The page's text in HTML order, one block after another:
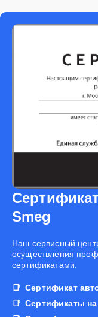
Smeg
Наш сервисный
осуществления
сертификатами:
Сертификат
Сертификаты